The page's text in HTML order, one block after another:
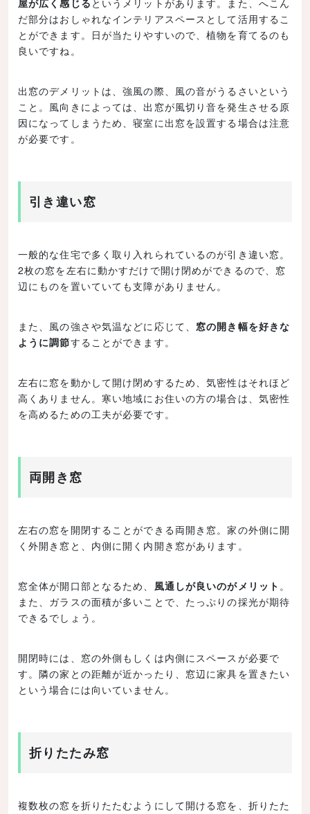
屋が広く感じる というメリットがあります。また、へこん
だ部分はおしゃれなインテリアスペースとして活用するこ
とができます。日が当たりやすいので、植物を育てるのも
良いですね。
出窓のデメリットは、強風の際、風の音がうるさいという
こと。風向きによっては、出窓が風切り音を発生させる原
因になってしまうため、寝室に出窓を設置する場合は注意
が必要です。
引き違い窓
一般的な住宅で多く取り入れられているのが引き違い窓。
2枚の窓を左右に動かすだけで開け閉めができるので、窓
辺にものを置いていても支障がありません。
また、風の強さや気温などに応じて、 窓の開き幅を好きな
ように調節することができます。
左右に窓を動かして開け閉めするため、気密性はそれほど
高くありません。寒い地域にお住いの方の場合は、気密性
を高めるための工夫が必要です。
両開き窓
左右の窓を開閉することができる両開き窓。家の外側に開
く外開き窓と、内側に開く内開き窓があります。
窓全体が開口部となるため、 風通しが良いのがメリット 。
また、ガラスの面積が多いことで、たっぷりの採光が期待
できるでしょう。
開閉時には、窓の外側もしくは内側にスペースが必要で
す。隣の家との距離が近かったり、窓辺に家具を置きたい
という場合には向いていません。
折りたたみ窓
複数枚の窓を折りたたむようにして開ける窓を、折りたた